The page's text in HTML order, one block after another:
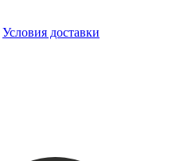
Условия доставки